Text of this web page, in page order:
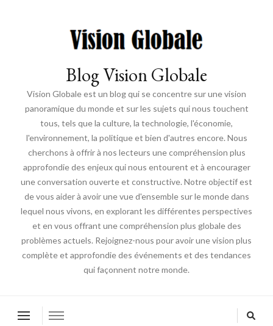
Blog Vision Globale
Vision Globale est un blog qui se concentre sur une vision
panoramique du monde et sur les sujets qui nous touchent
tous, tels que la culture, la technologie, l'économie,
l'environnement, la politique et bien d'autres encore. Nous
cherchons à offrir à nos lecteurs une compréhension plus
approfondie des enjeux qui nous entourent et à encourager
une conversation ouverte et constructive. Notre objectif est
de vous aider à avoir une vue d'ensemble sur le monde dans
lequel nous vivons, en explorant les différentes perspectives
et en vous offrant une compréhension plus globale des
problèmes actuels. Rejoignez-nous pour avoir une vision plus
complète et approfondie des événements et des tendances
qui façonnent notre monde.